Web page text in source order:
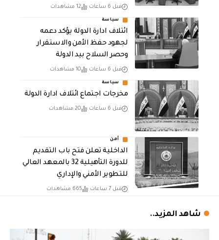
قبل 6 ساعات 12 مشاهدات
سياسة
ائتلاف ادارة الدولة يؤكد دعمه
لجهود حفظ الأمن والاستقرار
وحصر السلاح بيد الدولة
قبل 6 ساعات 10 مشاهدات
سياسة
مخرجات اجتماع ائتلاف ادارة الدولة
قبل 6 ساعات 20 مشاهدات
أمن
الداخلية تعلن فتح باب التقديم
للدورة التأهيلية 32 بالمعهد العالي
للتطوير الأمني والإداري
قبل 7 ساعات 665 مشاهدات
شاهد المزيد..